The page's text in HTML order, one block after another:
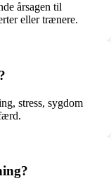
årsagen til
eller trænere.
stress, sygdom